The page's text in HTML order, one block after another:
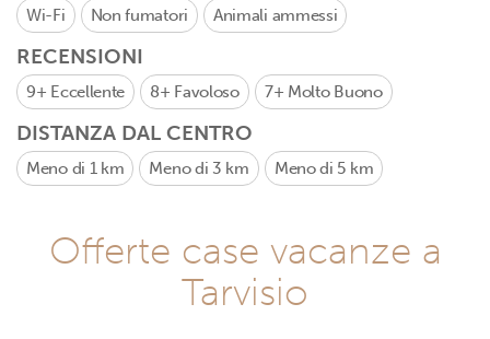
Wi-Fi Non fumatori Animali ammessi
RECENSIONI
9+ Eccellente 8+ Favoloso 7+ Molto Buono
DISTANZA DAL CENTRO
Meno di 1 km Meno di 3 km Meno di 5 km
Offerte case vacanze a
Tarvisio